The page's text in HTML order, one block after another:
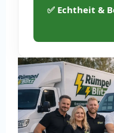
✅ Echtheit &